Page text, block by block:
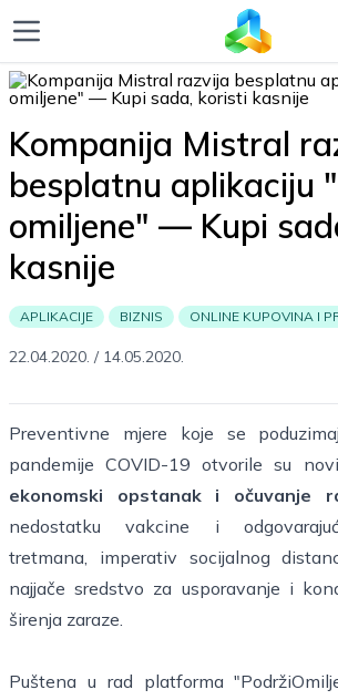
Kompanija Mistral
besplatnu aplikaciju
omiljene" — Kupi
kasnije
APLIKACIJE BIZNIS ONLINE KUPOVINA I
22.04.2020. / 14.05.2020.
Preventivne mjere koje se
pandemije COVID-19 otvorile su
ekonomski opstanak i očuvanje
nedostatku vakcine i
tretmana, imperativ socijalnog
najjače sredstvo za usporavanje i
širenja zaraze.
Puštena u rad platforma